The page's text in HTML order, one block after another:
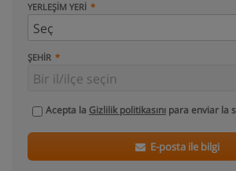
YERLEŞIM YERI
ŞEHIR
Acepta la Gizlilik politikasını para enviar la
E-posta ile bilgi